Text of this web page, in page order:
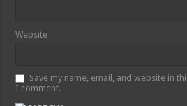
Website
Save my name, email, and website in
I comment.